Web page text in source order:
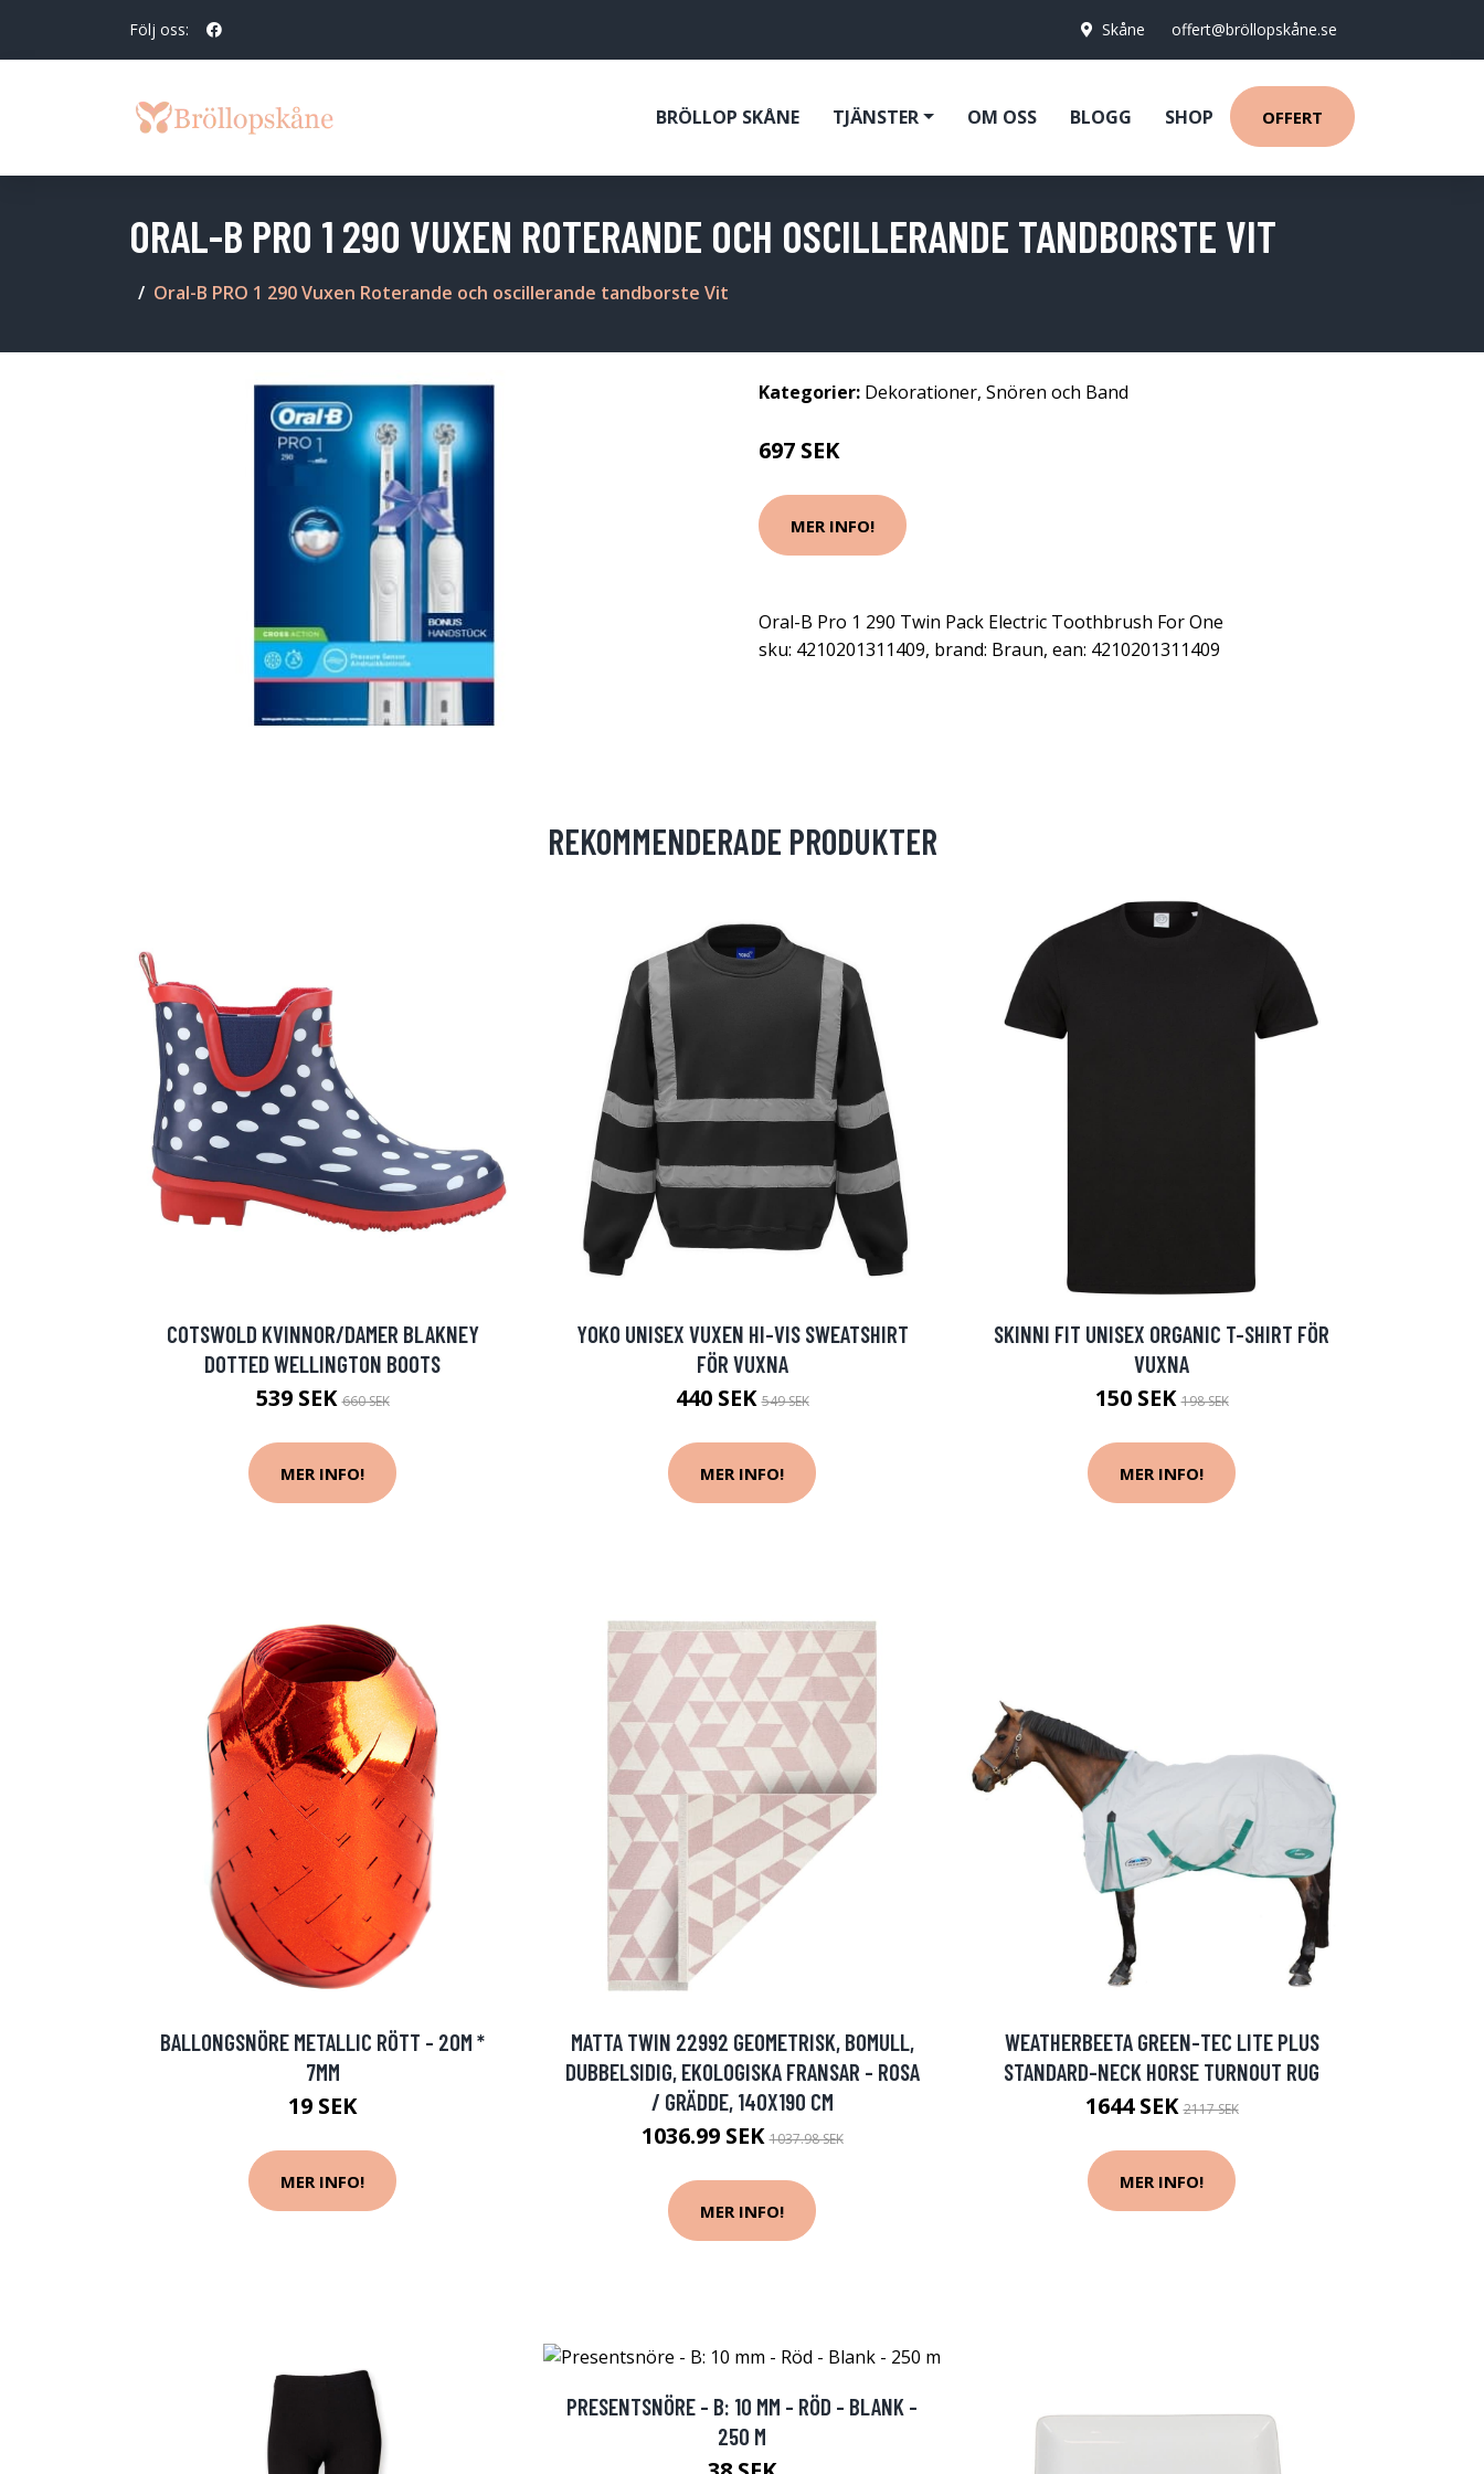
Följ oss: Skåne offert@bröllopskåne.se
BRÖLLOP SKÅNE TJÄNSTER OM OSS BLOGG SHOP OFFERT
ORAL-B PRO 1 290 VUXEN ROTERANDE OCH OSCILLERANDE TANDBORSTE VIT
Oral-B PRO 1 290 Vuxen Roterande och oscillerande tandborste Vit
Kategorier: Dekorationer, Snören och Band
697 SEK
MER INFO!
Oral-B Pro 1 290 Twin Pack Electric Toothbrush For One
sku: 4210201311409, brand: Braun, ean: 4210201311409
REKOMMENDERADE PRODUKTER
COTSWOLD KVINNOR/DAMER BLAKNEY
DOTTED WELLINGTON BOOTS
539 SEK660 SEK
MER INFO!
YOKO UNISEX VUXEN HI-VIS SWEATSHIRT
FÖR VUXNA
440 SEK549 SEK
MER INFO!
SKINNI FIT UNISEX ORGANIC T-SHIRT FÖR
VUXNA
150 SEK198 SEK
MER INFO!
BALLONGSNÖRE METALLIC RÖTT - 20M *
7MM
19 SEK
MER INFO!
MATTA TWIN 22992 GEOMETRISK, BOMULL,
DUBBELSIDIG, EKOLOGISKA FRANSAR - ROSA
/ GRÄDDE, 140X190 CM
1036.99 SEK1037.98 SEK
MER INFO!
WEATHERBEETA GREEN-TEC LITE PLUS
STANDARD-NECK HORSE TURNOUT RUG
1644 SEK2117 SEK
MER INFO!
PRESENTSNÖRE - B: 10 MM - RÖD - BLANK -
250 M